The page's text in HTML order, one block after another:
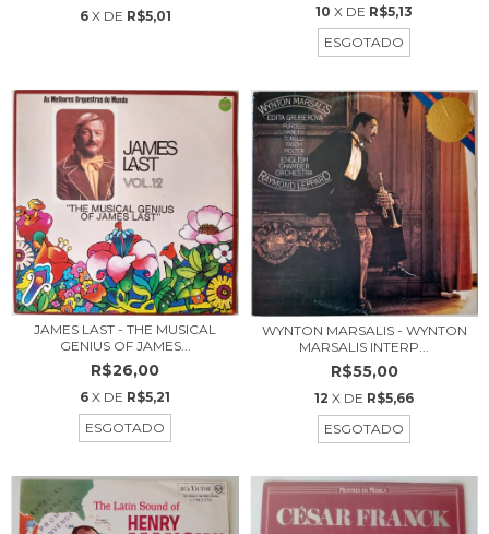
6 X DE R$5,01 10 X DE R$5,13
ESGOTADO
JAMES LAST - THE MUSICAL
GENIUS OF JAMES...
R$26,00
6 X DE R$5,21
ESGOTADO
WYNTON MARSALIS - WYNTON
MARSALIS INTERP...
R$55,00
12 X DE R$5,66
ESGOTADO